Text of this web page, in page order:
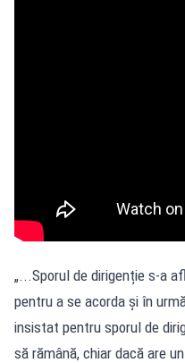
„...Sporul de dirigenție s-a
pentru a se acorda și în
insistat pentru sporul de
să rămână, chiar dacă are